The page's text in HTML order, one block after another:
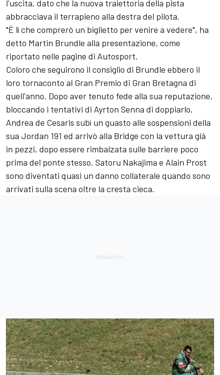
l'uscita, dato che la nuova traiettoria della pista
abbracciava il terrapieno alla destra del pilota.
"È lì che comprerò un biglietto per venire a vedere", ha
detto Martin Brundle alla presentazione, come
riportato nelle pagine di Autosport.
Coloro che seguirono il consiglio di Brundle ebbero il
loro tornaconto al Gran Premio di Gran Bretagna di
quell'anno. Dopo aver tenuto fede alla sua reputazione,
bloccando i tentativi di Ayrton Senna di doppiarlo,
Andrea de Cesaris subì un guasto alle sospensioni della
sua Jordan 191 ed arrivò alla Bridge con la vettura già
in pezzi, dopo essere rimbalzata sulle barriere poco
prima del ponte stesso. Satoru Nakajima e Alain Prost
sono diventati quasi un danno collaterale quando sono
arrivati sulla scena oltre la cresta cieca.